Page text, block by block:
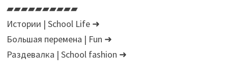
▰▰▰▰▰▰▰▰▰▰
Истории | School Life ➜
Большая перемена | Fun ➜
Раздевалка | School fashion ➜